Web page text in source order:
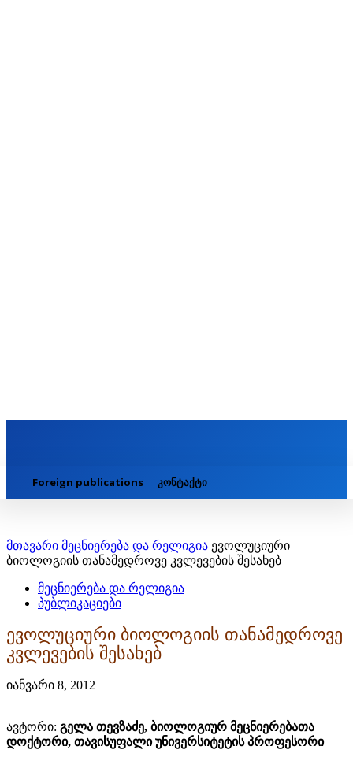
Foreign publications კონტაქტი
მთავარი მეცნიერება და რელიგია ევოლუციური
ბიოლოგიის თანამედროვე კვლევების შესახებ
მეცნიერება და რელიგია
პუბლიკაციები
ევოლუციური ბიოლოგიის თანამედროვე
კვლევების შესახებ
იანვარი 8, 2012
ავტორი: გელა თევზაძე, ბიოლოგიურ მეცნიერებათა
დოქტორი, თავისუფალი უნივერსიტეტის პროფესორი